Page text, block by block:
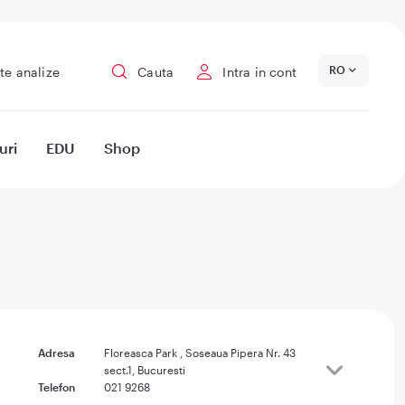
analize Cauta Intra in cont RO
EDU Shop
Adresa
Floreasca Park , Soseaua Pipera Nr. 43
sect.1, Bucuresti
Telefon
021 9268